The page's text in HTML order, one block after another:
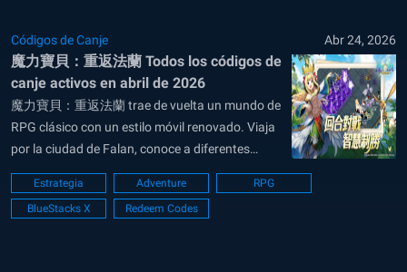
Códigos de Canje Abr 24, 2026
魔力寶貝：重返法蘭 Todos los códigos de
canje activos en abril de 2026
魔力寶貝：重返法蘭 trae de vuelta un mundo de
RPG clásico con un estilo móvil renovado. Viaja
por la ciudad de Falan, conoce a diferentes
personajes y crea tu propio equipo de héroes y
mascotas. El juego combina batallas por turnos
con controles sencillos, por lo que es fácil de
Estrategia Adventure
RPG
BlueStacks X
Redeem Codes